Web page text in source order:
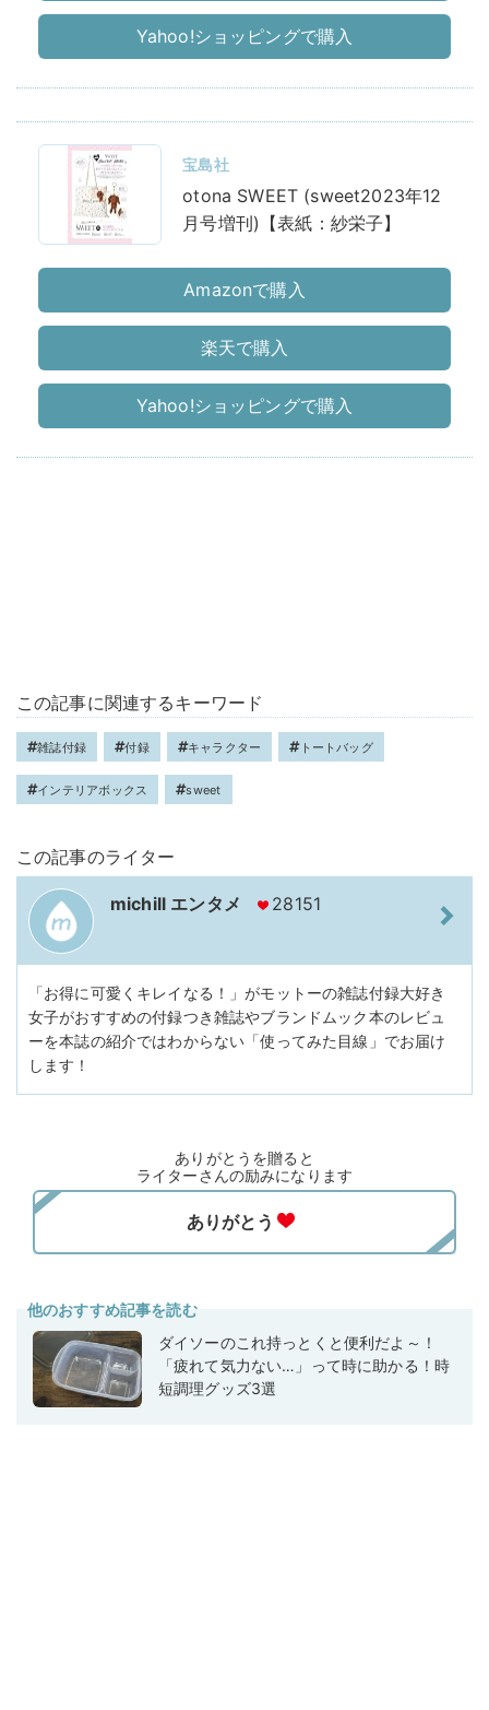
Yahoo!ショッピングで購入
宝島社
otona SWEET (sweet2023年12
月号増刊)【表紙：紗栄子】
Amazonで購入
楽天で購入
Yahoo!ショッピングで購入
この記事に関連するキーワード
雑誌付録 付録 キャラクター トートバッグ
インテリアボックス sweet
この記事のライター
michill エンタメ 28151
「お得に可愛くキレイなる！」がモットーの雑誌付録大好き
女子がおすすめの付録つき雑誌やブランドムック本のレビュ
ーを本誌の紹介ではわからない「使ってみた目線」でお届け
します！
ありがとうを贈ると
ライターさんの励みになります
他のおすすめ記事を読む
ダイソーのこれ持っとくと便利だよ～！
「疲れて気力ない…」って時に助かる！時
短調理グッズ3選